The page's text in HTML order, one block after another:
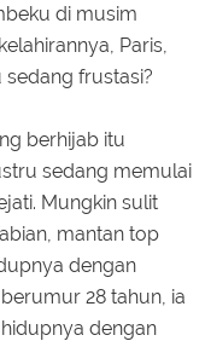
di musim
Paris,
frustasi?
berhijab itu
sedang memulai
Mungkin sulit
mantan top
dengan
28 tahun, ia
dengan